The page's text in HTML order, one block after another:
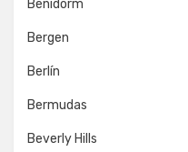
Benidorm
Bergen
Berlín
Bermudas
Beverly Hills